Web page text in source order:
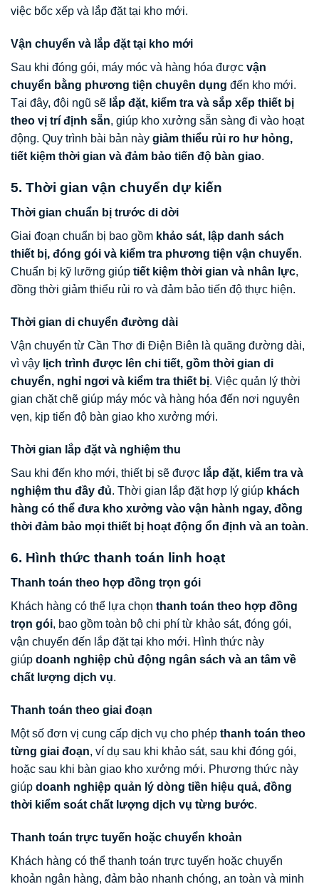
việc bốc xếp và lắp đặt tại kho mới.
Vận chuyển và lắp đặt tại kho mới
Sau khi đóng gói, máy móc và hàng hóa được vận
chuyển bằng phương tiện chuyên dụng đến kho mới.
Tại đây, đội ngũ sẽ lắp đặt, kiểm tra và sắp xếp thiết bị
theo vị trí định sẵn, giúp kho xưởng sẵn sàng đi vào hoạt
động. Quy trình bài bản này giảm thiểu rủi ro hư hỏng,
tiết kiệm thời gian và đảm bảo tiến độ bàn giao.
5. Thời gian vận chuyển dự kiến
Thời gian chuẩn bị trước di dời
Giai đoạn chuẩn bị bao gồm khảo sát, lập danh sách
thiết bị, đóng gói và kiểm tra phương tiện vận chuyển.
Chuẩn bị kỹ lưỡng giúp tiết kiệm thời gian và nhân lực,
đồng thời giảm thiểu rủi ro và đảm bảo tiến độ thực hiện.
Thời gian di chuyển đường dài
Vận chuyển từ Cần Thơ đi Điện Biên là quãng đường dài,
vì vậy lịch trình được lên chi tiết, gồm thời gian di
chuyển, nghỉ ngơi và kiểm tra thiết bị. Việc quản lý thời
gian chặt chẽ giúp máy móc và hàng hóa đến nơi nguyên
vẹn, kịp tiến độ bàn giao kho xưởng mới.
Thời gian lắp đặt và nghiệm thu
Sau khi đến kho mới, thiết bị sẽ được lắp đặt, kiểm tra và
nghiệm thu đầy đủ. Thời gian lắp đặt hợp lý giúp khách
hàng có thể đưa kho xưởng vào vận hành ngay, đồng
thời đảm bảo mọi thiết bị hoạt động ổn định và an toàn.
6. Hình thức thanh toán linh hoạt
Thanh toán theo hợp đồng trọn gói
Khách hàng có thể lựa chọn thanh toán theo hợp đồng
trọn gói, bao gồm toàn bộ chi phí từ khảo sát, đóng gói,
vận chuyển đến lắp đặt tại kho mới. Hình thức này
giúp doanh nghiệp chủ động ngân sách và an tâm về
chất lượng dịch vụ.
Thanh toán theo giai đoạn
Một số đơn vị cung cấp dịch vụ cho phép thanh toán theo
từng giai đoạn, ví dụ sau khi khảo sát, sau khi đóng gói,
hoặc sau khi bàn giao kho xưởng mới. Phương thức này
giúp doanh nghiệp quản lý dòng tiền hiệu quả, đồng
thời kiểm soát chất lượng dịch vụ từng bước.
Thanh toán trực tuyến hoặc chuyển khoản
Khách hàng có thể thanh toán trực tuyến hoặc chuyển
khoản ngân hàng, đảm bảo nhanh chóng, an toàn và minh